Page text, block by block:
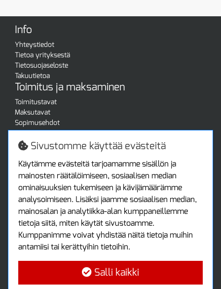
Info
Yhteystiedot
Tietoa yrityksestä
Tietosuojaseloste
Takuutietoa
Toimitus ja maksaminen
Toimitustavat
Maksutavat
Sopimusehdot
Turvallista ostamista
Jälleenmyyjille
Tax free / verovapaa myynti
Asiakastilini
Asiakastili
Luo tili
Kirjaudu sisään
Ota yhteyttä
Protools Oy
Tuottajankatu 13
Sivustomme käyttää evästeitä
Käytämme evästeitä tarjoamamme sisällön ja
mainosten räätälöimiseen, sosiaalisen median
ominaisuuksien tukemiseen ja kävijämäärämme
analysoimiseen. Lisäksi jaamme sosiaalisen median,
mainosalan ja analytiikka-alan kumppaneillemme
tietoja siitä, miten käytät sivustoamme.
Kumppanimme voivat yhdistää näitä tietoja muihin
antamiisi tai kerättyihin tietoihin.
Salli kaikki